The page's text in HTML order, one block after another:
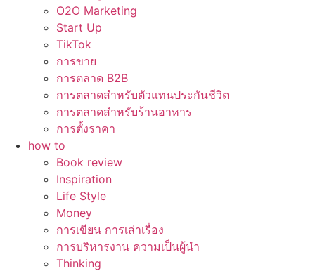
O2O Marketing
Start Up
TikTok
การขาย
การตลาด B2B
การตลาดสำหรับตัวแทนประกันชีวิต
การตลาดสำหรับร้านอาหาร
การตั้งราคา
how to
Book review
Inspiration
Life Style
Money
การเขียน การเล่าเรื่อง
การบริหารงาน ความเป็นผู้นำ
Thinking